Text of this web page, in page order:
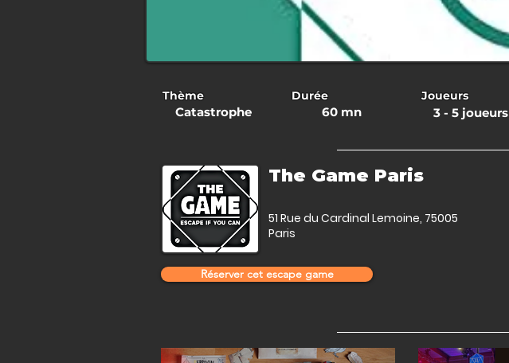
Réserver cet escape game
Thème
Catastrophe
Durée
60 mn
Joueurs
3 - 5 joueurs
The Game Paris
51 Rue du Cardinal Lemoine, 75005
Paris